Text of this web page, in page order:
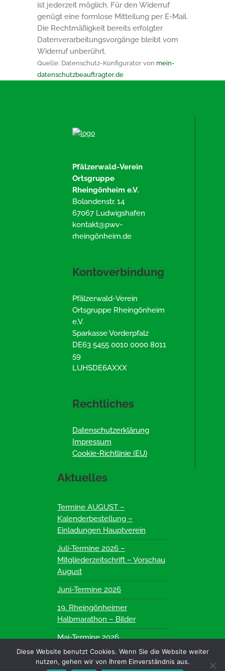
ist jederzeit möglich. Für den Widerruf
genügt eine formlose Mitteilung per E-Mail.
Die Rechtmäßigkeit bereits erfolgter
Datenverarbeitungsvorgänge bleibt vom
Widerruf unberührt.
Quelle: Datenschutz-Konfigurator von mein-
datenschutzbeauftragter.de
Pfälzerwald-Verein
Ortsgruppe
Rheingönheim e.V.
Bolandenstr. 14
67067 Ludwigshafen
kontakt@pwv-
rheingönheim.de
Kontoverbindung
Pfälzerwald-Verein
Ortsgruppe Rheingönheim
e.V.
Sparkasse Vorderpfalz
DE63 5455 0010 0000 8011
59
LUHSDE6AXXX
Rechtliches
Datenschutzerklärung
Impressum
Cookie-Richtlinie (EU)
Aktuelles
Termine AUGUST –
Kalenderbestellung –
Einladungen Hauptverein
Juli-Termine 2026 –
Mitgliederzeitschrift – Vorschau
August
Juni-Termine 2026
19. Rheingönheimer
Halbmarathon – Bilder
Mai-Termine 2026
Diese Website benutzt Cookies. Wenn Sie die Website weiter
nutzen, gehen wir von Ihrem Einverständnis aus.